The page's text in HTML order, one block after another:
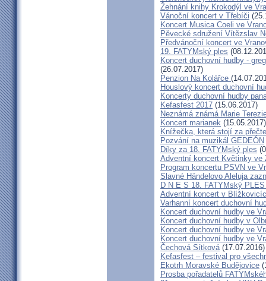
Žehnání knihy Krokodýl ve
Vánoční koncert v Třebíči
Koncert Musica Coeli ve
Pěvecké sdružení Vítězslav
Předvánoční koncert ve
19. FATYMský ples
Koncert duchovní hudby -
(26.07.2017)
Penzion Na Kolářce
Houslový koncert duchovní
Koncerty duchovní hudby
Kefasfest 2017 (15.06.2017)
Neznámá známá Marie
Koncert marianek (15.05.2017)
Knížečka, která stojí za
Pozvání na muzikál GEDEÓN
Díky za 18. FATYMský ples
Adventní koncert Květinky ve
Program koncertu PSVN ve
Slavné Händelovo Aleluja
D N E S 18. FATYMský
Adventní koncert v
Varhanní koncert duchovní
Koncert duchovní hudby ve
Koncert duchovní hudby v
Koncert duchovní hudby ve
Koncert duchovní hudby ve
Čechová Sítková(17.07.2016)
Kefasfest – festival pro
Ekotrh Moravské Budějovice
Prosba pořadatelů